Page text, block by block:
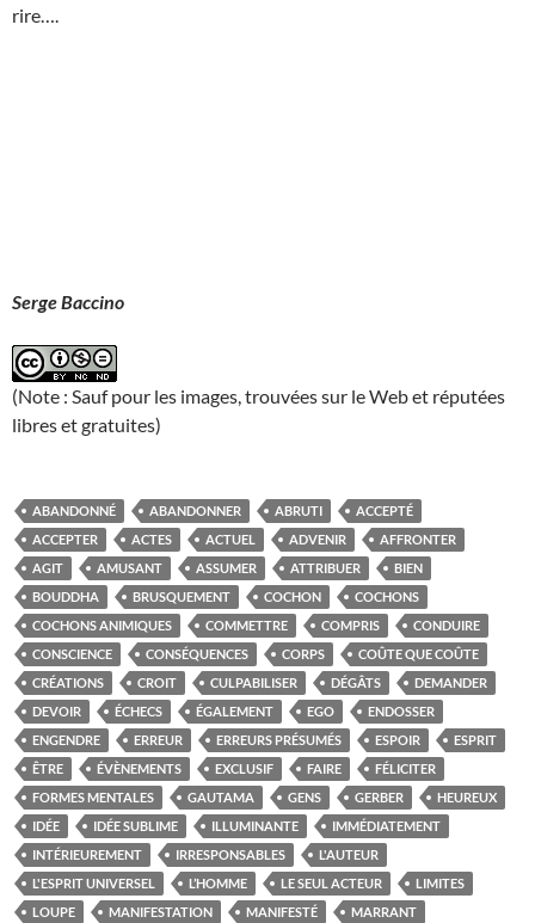
rire….
Serge Baccino
(Note : Sauf pour les images, trouvées sur le Web et réputées
libres et gratuites)
ABANDONNÉ ABANDONNER ABRUTI
ACCEPTÉ
ACCEPTER
ACTES ACTUEL ADVENIR
AFFRONTER
AGIT
AMUSANT ASSUMER ATTRIBUER
BIEN
BOUDDHA
BRUSQUEMENT COCHON
COCHONS
COCHONS ANIMIQUES
COMMETTRE COMPRIS
CONDUIRE
CONSCIENCE
CONSÉQUENCES CORPS
COÛTE QUE COÛTE
CRÉATIONS
CROIT CULPABILISER DÉGÂTS
DEMANDER
DEVOIR
ÉCHECS ÉGALEMENT EGO
ENDOSSER
ENGENDRE
ERREUR ERREURS PRÉSUMÉS ESPOIR
ESPRIT
ÊTRE
ÉVÈNEMENTS EXCLUSIF FAIRE
FÉLICITER
FORMES MENTALES
GAUTAMA GENS GERBER
HEUREUX
IDÉE
IDÉE SUBLIME ILLUMINANTE
IMMÉDIATEMENT
INTÉRIEUREMENT
IRRESPONSABLES
L'AUTEUR
L'ESPRIT UNIVERSEL
L’HOMME LE SEUL ACTEUR
LIMITES
LOUPE
MANIFESTATION MANIFESTÉ
MARRANT